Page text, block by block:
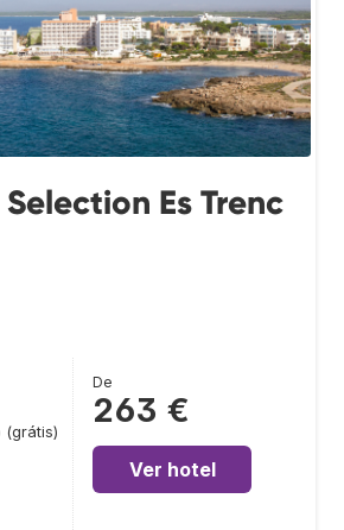
Es Trenc
(grátis)
De
263 €
Ver hotel